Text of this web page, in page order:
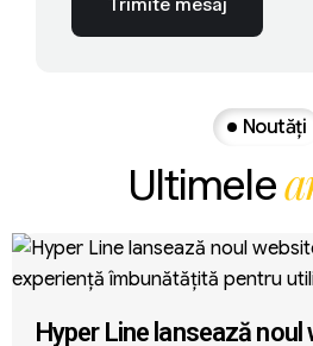
Noutăți
Ultimele
Hyper Line lansează noul